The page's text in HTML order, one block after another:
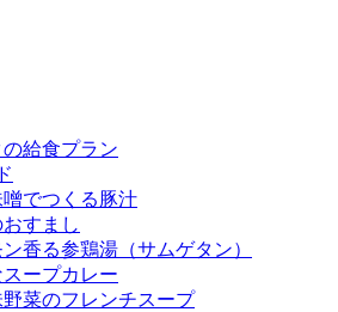
の給食プラン
でつくる豚汁
すまし
香る参鶏湯（サムゲタン）
ープカレー
菜のフレンチスープ